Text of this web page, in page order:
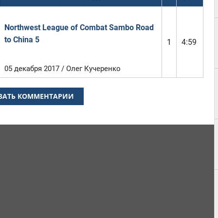
Northwest League of Combat Sambo Road
to China 5
1 4:59
05 декабря 2017 / Олег Кучеренко
КОММЕНТАРИИ